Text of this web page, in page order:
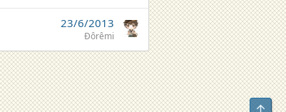
23/6/2013
Đôrêmi
Top